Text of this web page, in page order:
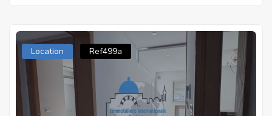
Location Ref499a